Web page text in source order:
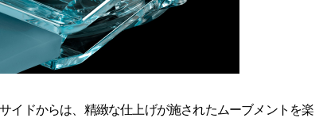
イドからは、精緻な仕上げが施されたムーブメントを楽